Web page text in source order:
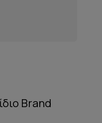
Brand